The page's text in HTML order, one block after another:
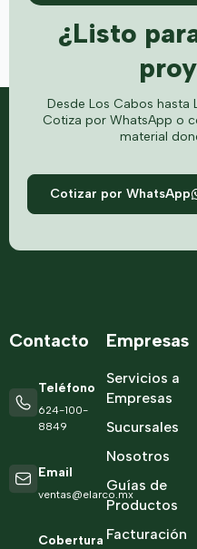
¿Listo
Desde Los Cabos hasta
Cotiza por WhatsApp o
material
Cotizar por WhatsApp
Empresas
Servicios a
Empresas
Sucursales
Nosotros
Guías de
Productos
Facturación
Contacto
Teléfono
624-100-
8849
Email
ventas@elarco.mx
Cobertura